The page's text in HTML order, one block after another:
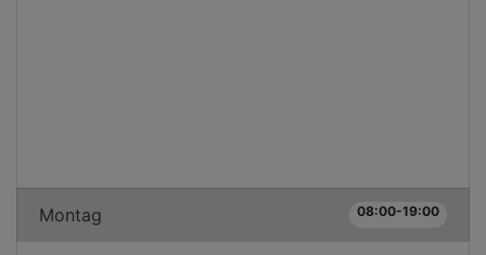
Montag 08:00-19:00